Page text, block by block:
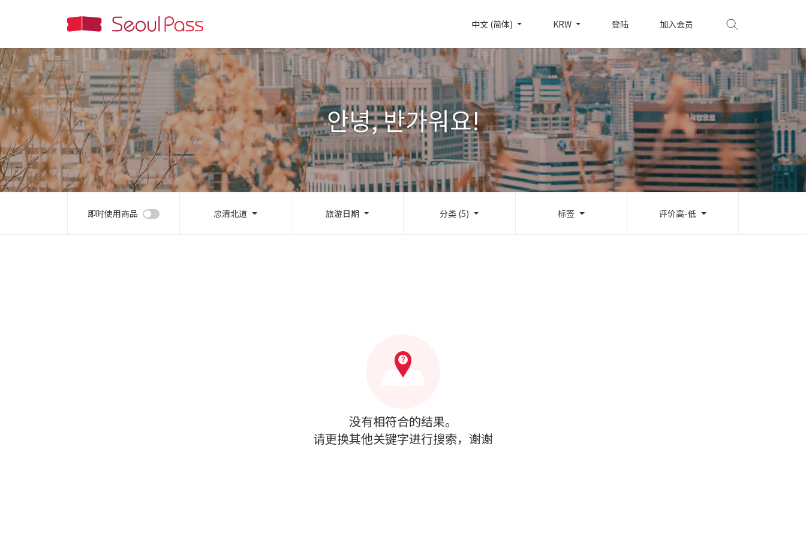
中文 (简体) KRW 登陆 加入会员
안녕, 반가워요!
即时使用商品 忠清北道 旅游日期 分类 (5) 标签 评价高-低
没有相符合的结果。
请更换其他关键字进行搜索，谢谢